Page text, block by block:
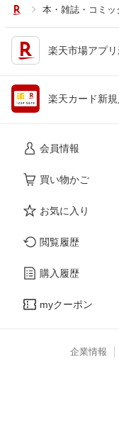
本・雑誌・コミッ
楽天市場アプ
楽天カード新
会員情報
買い物かご
お気に入り
閲覧履歴
購入履歴
myクーポン
企業情報